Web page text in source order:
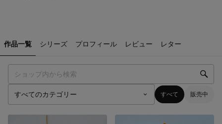
作品一覧 シリーズ プロフィール レビュー レター
すべて 販売中